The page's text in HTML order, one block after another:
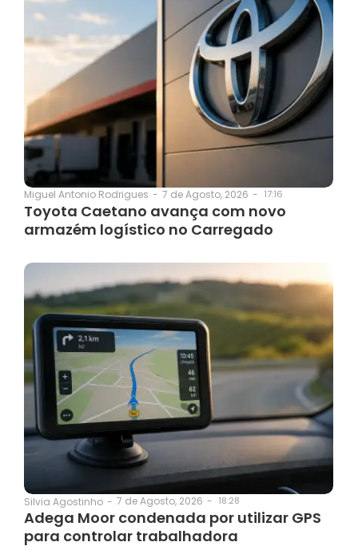
Miguel Antonio Rodrigues - 7 de Agosto, 2026 - 17:16
Toyota Caetano avança com novo
armazém logístico no Carregado
Silvia Agostinho - 7 de Agosto, 2026 - 18:28
Adega Moor condenada por utilizar GPS
para controlar trabalhadora